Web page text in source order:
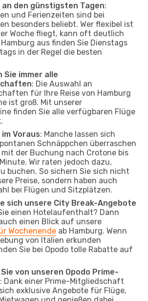
an den günstigsten Tagen:
und Ferienzeiten sind bei
besonders beliebt. Wer flexibel ist
Woche fliegt, kann oft deutlich
Hamburg aus finden Sie Dienstags
in der Regel die besten
Sie immer alle
: Die Auswahl an
für Ihre Reise von Hamburg
ist groß. Mit unserer
finden Sie alle verfügbaren Flüge
Voraus: Manche lassen sich
Schnäppchen überraschen
der Buchung nach Crotone bis
Wir raten jedoch dazu,
buchen. So sichern Sie sich nicht
Preise, sondern haben auch
bei Flügen und Sitzplätzen.
sich unsere City Break-Angebote
einen Hotelaufenthalt? Dann
einen Blick auf unsere
Wochenende ab Hamburg. Wenn
von Italien erkunden
Sie bei Opodo tolle Rabatte auf
von unseren Opodo Prime-
: Dank einer Prime-Mitgliedschaft
exklusive Angebote für Flüge,